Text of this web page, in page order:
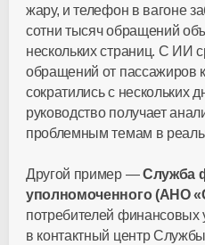
жару, и телефон в вагоне
сотни тысяч обращений
нескольких страниц. С ИИ
обращений от пассажиров
сократились с нескольких
руководство получает
проблемным темам в
Другой пример —Служба
уполномоченного (АНО
потребителей финансовых
в контактный центр